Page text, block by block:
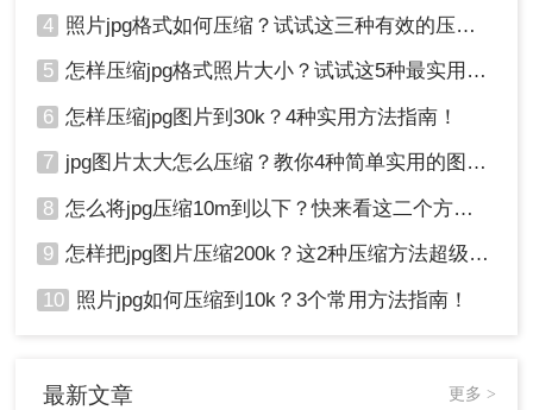
2、在弹出窗口中，我们可以轻松找到并点击"压缩体积"选项。
接下来，在全新的页面上，您将能够自由选择图片的压缩大
小、压缩质量以及格式等选项。WPS图片工具提供了多种不同
的压缩方式和参数设置，以满足各种用户的需求。你可以根据
4 照片jpg格式如何压缩？试试这三种有效的压缩方法！
5 怎样压缩jpg格式照片大小？试试这5种最实用的JPG压缩方法！
6 怎样压缩jpg图片到30k？4种实用方法指南！
7 jpg图片太大怎么压缩？教你4种简单实用的图片压缩方法
8 怎么将jpg压缩10m到以下？快来看这二个方法 ！
9 怎样把jpg图片压缩200k？这2种压缩方法超级好用！
10 照片jpg如何压缩到10k？3个常用方法指南！
最新文章 更多 >